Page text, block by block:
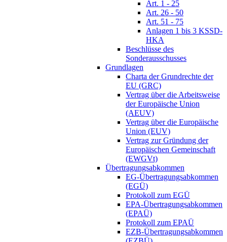
Art. 1 - 25
Art. 26 - 50
Art. 51 - 75
Anlagen 1 bis 3 KSSD-
HKA
Beschlüsse des
Sonderausschusses
Grundlagen
Charta der Grundrechte der
EU (GRC)
Vertrag über die Arbeitsweise
der Europäische Union
(AEUV)
Vertrag über die Europäische
Union (EUV)
Vertrag zur Gründung der
Europäischen Gemeinschaft
(EWGVt)
Übertragungsabkommen
EG-Übertragungsabkommen
(EGÜ)
Protokoll zum EGÜ
EPA-Übertragungsabkommen
(EPAÜ)
Protokoll zum EPAÜ
EZB-Übertragungsabkommen